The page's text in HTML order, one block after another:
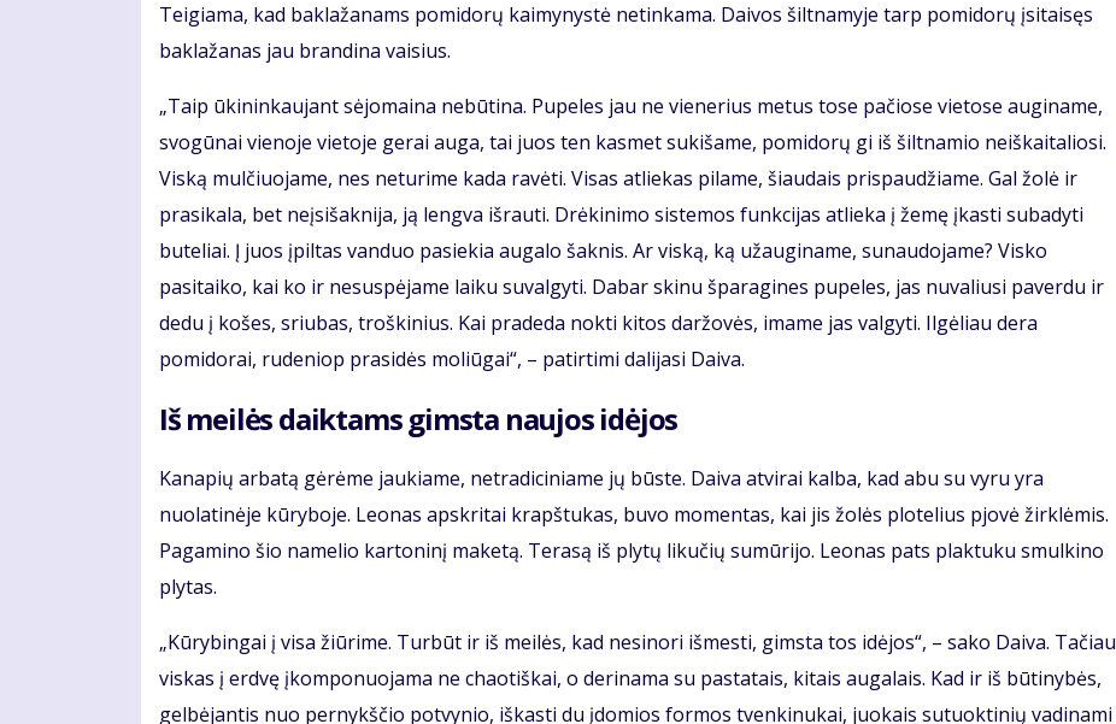
Teigiama, kad baklažanams pomidorų kaimynystė netinkama. Daivos šiltnamyje tarp pomidorų įsitaisęs
baklažanas jau brandina vaisius.
„Taip ūkininkaujant sėjomaina nebūtina. Pupeles jau ne vienerius metus tose pačiose vietose auginame,
svogūnai vienoje vietoje gerai auga, tai juos ten kasmet sukišame, pomidorų gi iš šiltnamio neiškaitaliosi.
Viską mulčiuojame, nes neturime kada ravėti. Visas atliekas pilame, šiaudais prispaudžiame. Gal žolė ir
prasikala, bet neįsišaknija, ją lengva išrauti. Drėkinimo sistemos funkcijas atlieka į žemę įkasti subadyti
buteliai. Į juos įpiltas vanduo pasiekia augalo šaknis. Ar viską, ką užauginame, sunaudojame? Visko
pasitaiko, kai ko ir nesuspėjame laiku suvalgyti. Dabar skinu šparagines pupeles, jas nuvaliusi paverdu ir
dedu į košes, sriubas, troškinius. Kai pradeda nokti kitos daržovės, imame jas valgyti. Ilgėliau dera
pomidorai, rudeniop prasidės moliūgai“, – patirtimi dalijasi Daiva.
Iš meilės daiktams gimsta naujos idėjos
Kanapių arbatą gėrėme jaukiame, netradiciniame jų būste. Daiva atvirai kalba, kad abu su vyru yra
nuolatinėje kūryboje. Leonas apskritai krapštukas, buvo momentas, kai jis žolės plotelius pjovė žirklėmis.
Pagamino šio namelio kartoninį maketą. Terasą iš plytų likučių sumūrijo. Leonas pats plaktuku smulkino
plytas.
„Kūrybingai į visa žiūrime. Turbūt ir iš meilės, kad nesinori išmesti, gimsta tos idėjos“, – sako Daiva. Tačiau
viskas į erdvę įkomponuojama ne chaotiškai, o derinama su pastatais, kitais augalais. Kad ir iš būtinybės,
gelbėjantis nuo pernykščio potvynio, iškasti du įdomios formos tvenkinukai, juokais sutuoktinių vadinami